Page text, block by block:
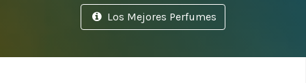
Los Mejores Perfumes